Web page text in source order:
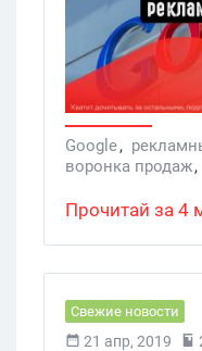
Google,
воронка продаж,
Прочитай за 4
Свежие новости
21 апр, 2019